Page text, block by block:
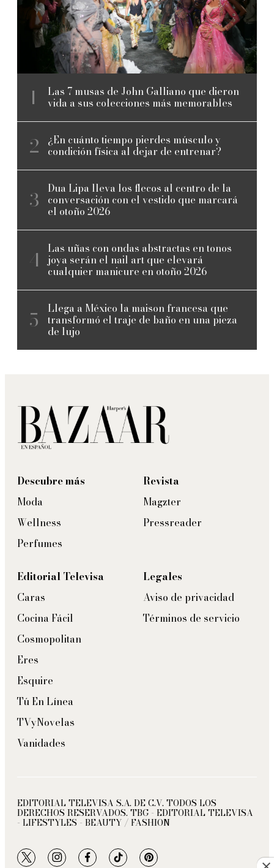
Las 7 musas de John Galliano que dieron
vida a sus colecciones más memorables
¿En cuánto tiempo pierdes músculo y
condición física al dejar de entrenar?
Dua Lipa lleva los flecos al centro de la
conversación con el vestido que marcará
el otoño 2026
Las uñas con ondas abstractas en tonos
joya serán el nail art que elevará
cualquier manicure en otoño 2026
Llega a México la maison francesa que
transformó el traje de baño en una pieza
de lujo
Descubre más
Moda
Wellness
Perfumes
Revista
Magzter
Pressreader
Editorial Televisa
Caras
Cocina Fácil
Cosmopolitan
Eres
Esquire
Tú En Línea
TVyNovelas
Vanidades
Legales
Aviso de privacidad
Términos de servicio
EDITORIAL TELEVISA S.A. DE C.V. TODOS LOS
DERECHOS RESERVADOS. TBG - EDITORIAL TELEVISA
- LIFESTYLES - BEAUTY / FASHION
twitterinstagramfacebooktiktokpinterest